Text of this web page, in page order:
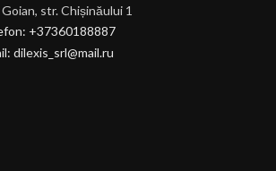
str. Chișinăului 1
+37360188887
dilexis_srl@mail.ru